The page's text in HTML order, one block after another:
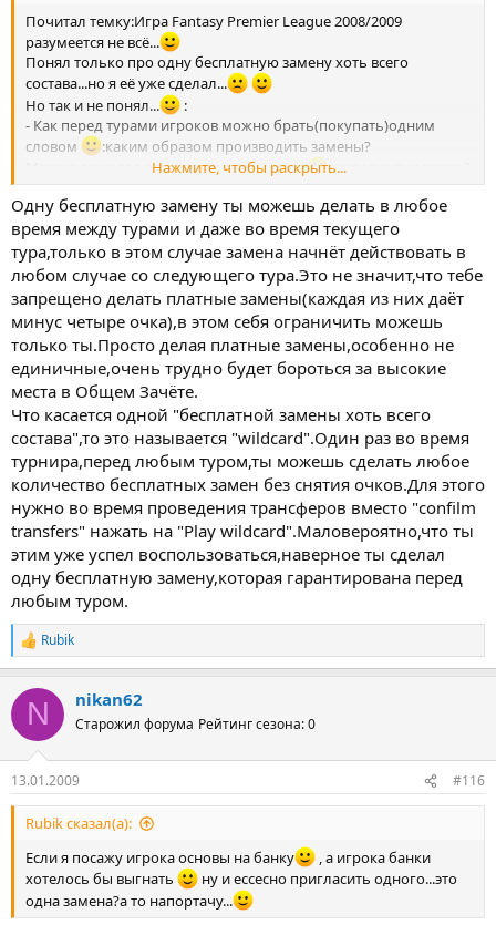
Почитал темку:Игра Fantasy Premier League 2008/2009
разумеется не всё...
Понял только про одну бесплатную замену хоть всего
состава...но я её уже сделал...
Но так и не понял...
:
- Как перед турами игроков можно брать(покупать)одним
словом
:каким образом производить замены?
Можно ли когда есть немного на счету...
выполнить замену?
И ешё:
- Будут ли учитываться перенесенные матчи?
Нажмите, чтобы раскрыть...
Одну бесплатную замену ты можешь делать в любое
время между турами и даже во время текущего
тура,только в этом случае замена начнёт действовать в
любом случае со следующего тура.Это не значит,что тебе
запрещено делать платные замены(каждая из них даёт
минус четыре очка),в этом себя ограничить можешь
только ты.Просто делая платные замены,особенно не
единичные,очень трудно будет бороться за высокие
места в Общем Зачёте.
Что касается одной "бесплатной замены хоть всего
состава",то это называется "wildcard".Один раз во время
турнира,перед любым туром,ты можешь сделать любое
количество бесплатных замен без снятия очков.Для этого
нужно во время проведения трансферов вместо "confilm
transfers" нажать на "Play wildcard".Маловероятно,что ты
этим уже успел воспользоваться,наверное ты сделал
одну бесплатную замену,которая гарантирована перед
любым туром.
Р
е
к
и
Rubik
N nikan62
Старожил форума Рейтинг сезона: 0
13.01.2009 #116
Rubik сказал(а):
Если я посажу игрока основы на банку
, а игрока банки
хотелось бы выгнать
ну и ессесно пригласить одного...это
одна замена?а то напортачу...